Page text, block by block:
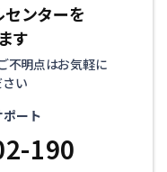
ンターを
す
不明点はお気軽に
い
ート
190